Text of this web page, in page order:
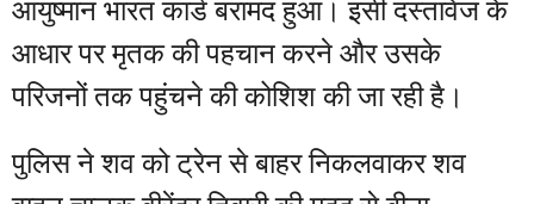
आयुष्मान भारत कार्ड बरामद हुआ। इसी दस्तावेज के
आधार पर मृतक की पहचान करने और उसके
परिजनों तक पहुंचने की कोशिश की जा रही है।
पुलिस ने शव को ट्रेन से बाहर निकलवाकर शव